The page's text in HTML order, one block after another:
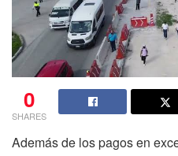
0
SHARES
Además de los pagos en